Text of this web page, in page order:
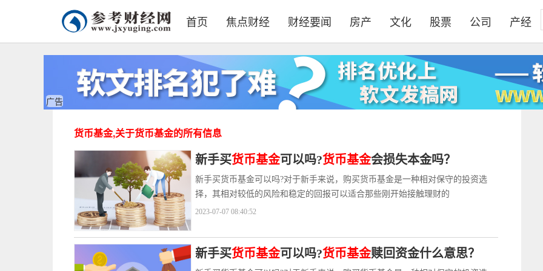
首页 焦点财经 财经要闻 房产 文化 股票 公司 产经
广告
货币基金,关于货币基金的所有信息
新手买货币基金可以吗?货币基金会损失本金吗？
新手买货币基金可以吗?对于新手来说，购买货币基金是一种相对保守的投资选
择，其相对较低的风险和稳定的回报可以适合那些刚开始接触理财的
2023-07-07 08:40:52
新手买货币基金可以吗?货币基金赎回资金什么意思？